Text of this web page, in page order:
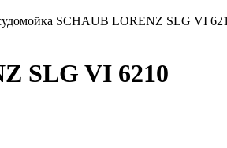
SCHAUB LORENZ SLG VI
SLG VI 6210